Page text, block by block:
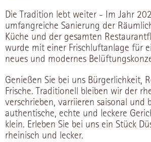
Die Tradition lebt weiter - Im Jahr
umfangreiche Sanierung der
Küche und der gesamten
wurde mit einer Frischluftanlage für
neues und modernes
Genießen Sie bei uns Bürgerlichkeit,
Frische. Traditionell bleiben wir der
verschrieben, varriieren saisonal und
authentische, echte und leckere
klein. Erleben Sie bei uns ein Stück
rheinisch und lecker.